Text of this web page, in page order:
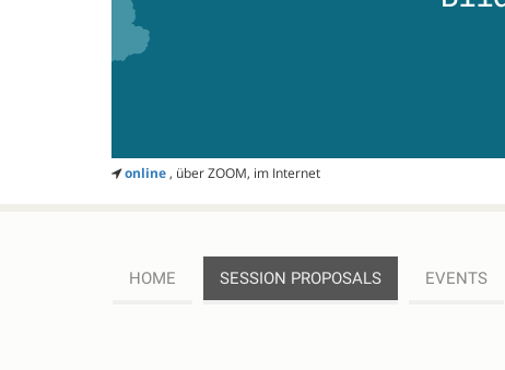
online, über ZOOM, im Internet
HOME SESSION PROPOSALS EVENTS